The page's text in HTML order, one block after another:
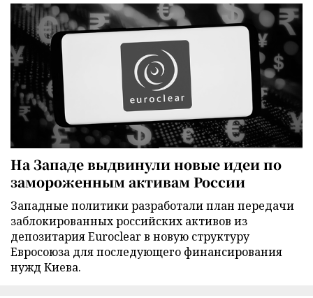
На Западе выдвинули новые идеи по
замороженным активам России
Западные политики разработали план передачи
заблокированных российских активов из
депозитария Euroclear в новую структуру
Евросоюза для последующего финансирования
нужд Киева.